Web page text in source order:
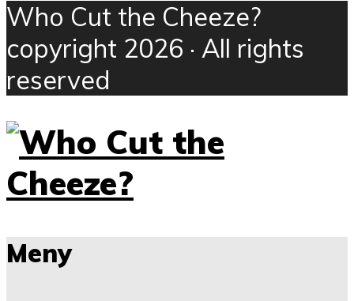
Who Cut the Cheeze?
copyright 2026 · All rights
reserved
Meny